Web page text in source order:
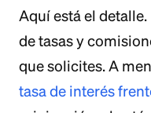
Aquí está el
de tasas y
que solicites. A
tasa de interés